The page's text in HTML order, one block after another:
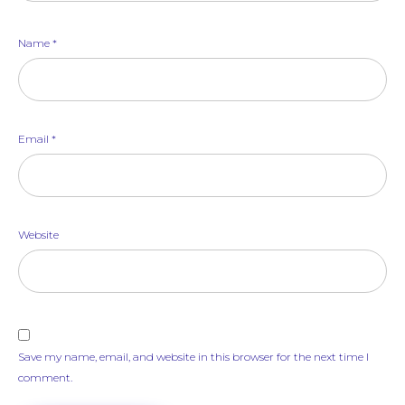
Name *
Email *
Website
Save my name, email, and website in this browser for the next time I
comment.